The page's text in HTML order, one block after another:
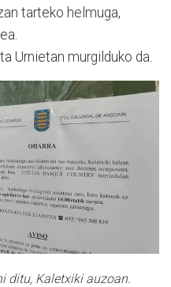
tarteko helmuga,
Urnietan murgilduko da.
ditu, Kaletxiki auzoan.